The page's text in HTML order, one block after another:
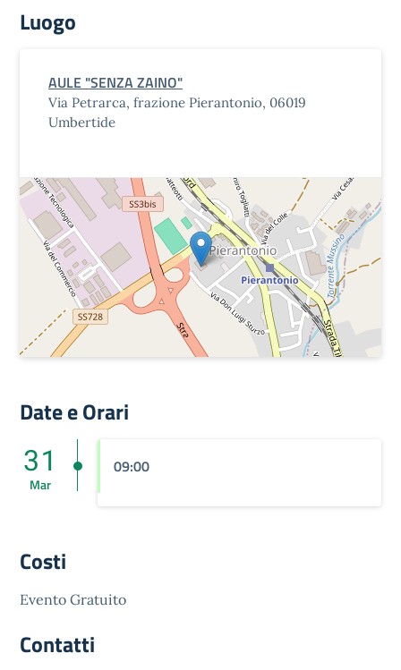
Luogo
AULE "SENZA ZAINO"
Via Petrarca, frazione Pierantonio, 06019
Umbertide
Date e Orari
09:00
31
Mar
Costi
Evento Gratuito
Contatti